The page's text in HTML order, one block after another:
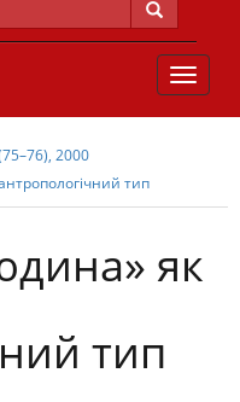
TOGGLE
2000
тип
як
тип